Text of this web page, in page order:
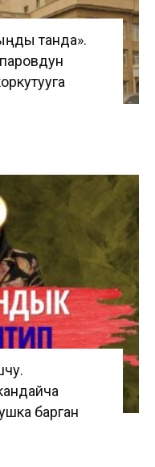
танда».
барган